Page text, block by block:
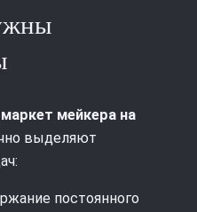
мейкера на
выделяют
постоянного